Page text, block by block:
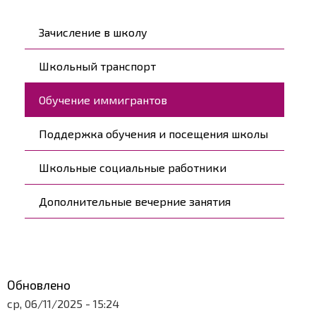
Päävalikko
Зачисление в школу
Школьный транспорт
Обучение иммигрантов
Поддержка обучения и посещения школы
Школьные социальные работники
Дополнительные вечерние занятия
Обновлено
ср, 06/11/2025 - 15:24